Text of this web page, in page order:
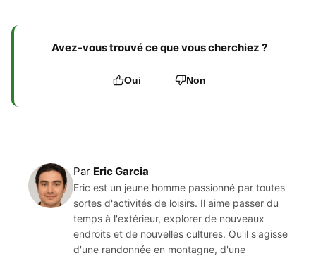
Avez-vous trouvé ce que vous cherchiez ?
Oui Non
Par Eric Garcia
Eric est un jeune homme passionné par toutes
sortes d'activités de loisirs. Il aime passer du
temps à l'extérieur, explorer de nouveaux
endroits et de nouvelles cultures. Qu'il s'agisse
d'une randonnée en montagne, d'une